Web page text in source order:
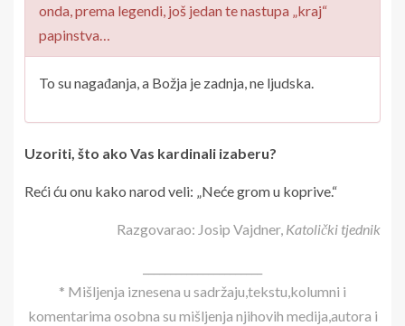
onda, prema legendi, još jedan te nastupa „kraj“
papinstva…
To su nagađanja, a Božja je zadnja, ne ljudska.
Uzoriti, što ako Vas kardinali izaberu?
Reći ću onu kako narod veli: „Neće grom u koprive.“
Razgovarao: Josip Vajdner, Katolički tjednik
* Mišljenja iznesena u sadržaju,tekstu,kolumni i
komentarima osobna su mišljenja njihovih medija,autora i